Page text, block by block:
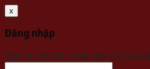
x
Đăng nhập
Tên tài khoản hoặc địa chỉ email